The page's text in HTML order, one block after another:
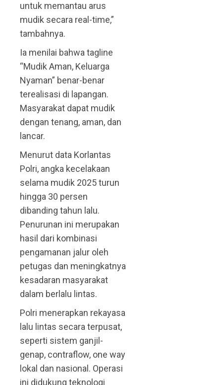
untuk memantau arus
mudik secara real-time,”
tambahnya.
Ia menilai bahwa tagline
“Mudik Aman, Keluarga
Nyaman” benar-benar
terealisasi di lapangan.
Masyarakat dapat mudik
dengan tenang, aman, dan
lancar.
Menurut data Korlantas
Polri, angka kecelakaan
selama mudik 2025 turun
hingga 30 persen
dibanding tahun lalu.
Penurunan ini merupakan
hasil dari kombinasi
pengamanan jalur oleh
petugas dan meningkatnya
kesadaran masyarakat
dalam berlalu lintas.
Polri menerapkan rekayasa
lalu lintas secara terpusat,
seperti sistem ganjil-
genap, contraflow, one way
lokal dan nasional. Operasi
ini didukung teknologi